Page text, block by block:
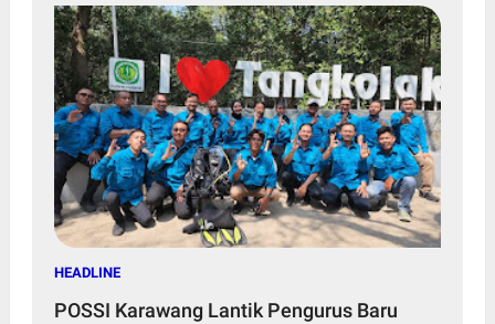
HEADLINE
POSSI Karawang Lantik Pengurus Baru